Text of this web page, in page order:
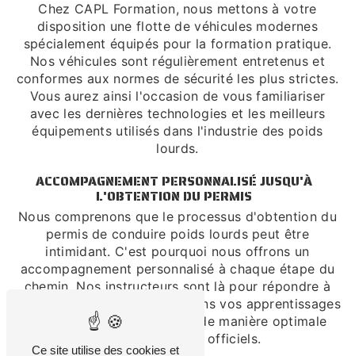
Chez CAPL Formation, nous mettons à votre
disposition une flotte de véhicules modernes
spécialement équipés pour la formation pratique.
Nos véhicules sont régulièrement entretenus et
conformes aux normes de sécurité les plus strictes.
Vous aurez ainsi l'occasion de vous familiariser
avec les dernières technologies et les meilleurs
équipements utilisés dans l'industrie des poids
lourds.
ACCOMPAGNEMENT PERSONNALISÉ JUSQU'À
L'OBTENTION DU PERMIS
Nous comprenons que le processus d'obtention du
permis de conduire poids lourds peut être
intimidant. C'est pourquoi nous offrons un
accompagnement personnalisé à chaque étape du
chemin. Nos instructeurs sont là pour répondre à
vos questions, vous guider dans vos apprentissages
pratiques et vous préparer de manière optimale
pour les examens officiels.
Ce site utilise des cookies et